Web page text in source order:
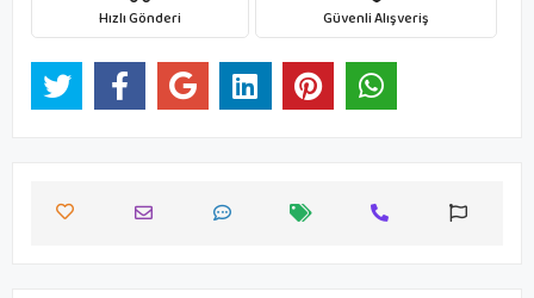
Hızlı Gönderi Güvenli Alışveriş